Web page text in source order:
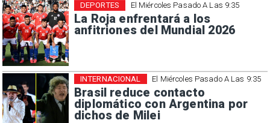
El Miércoles Pasado A Las 9:35
La Roja enfrentará a los
anfitriones del Mundial 2026
DEPORTES
El Miércoles Pasado A Las 9:35
Brasil reduce contacto
diplomático con Argentina por
dichos de Milei
INTERNACIONAL